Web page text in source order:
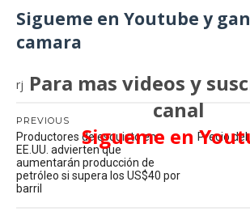
Sigueme en Youtube y
camara
Para mas videos y
canal
Sigueme en
rj
Precio
PREVIOUS
Productores de esquisto en
EE.UU. advierten que
aumentarán producción de
petróleo si supera los US$40 por
barril